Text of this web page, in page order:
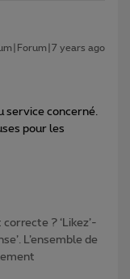
years ago
service concerné.
pour les
? ‘Likez’-
L’ensemble de